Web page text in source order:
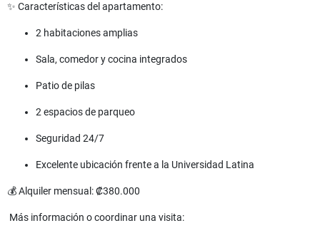
✨ Características del apartamento:
2 habitaciones amplias
Sala, comedor y cocina integrados
Patio de pilas
2 espacios de parqueo
Seguridad 24/7
Excelente ubicación frente a la Universidad Latina
💰 Alquiler mensual: ₡380.000
Más información o coordinar una visita: